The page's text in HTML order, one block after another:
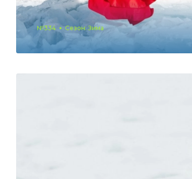
№334 Сезон: Зима